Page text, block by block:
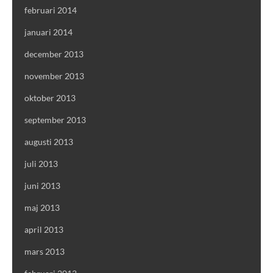
februari 2014
januari 2014
december 2013
november 2013
oktober 2013
september 2013
augusti 2013
juli 2013
juni 2013
maj 2013
april 2013
mars 2013